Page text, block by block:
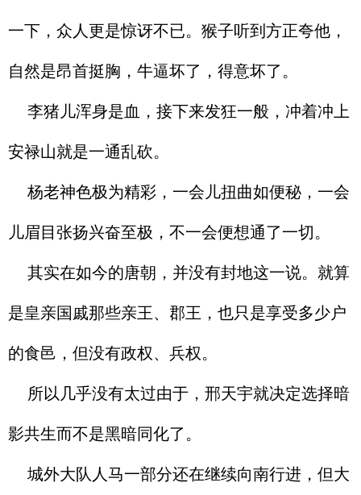
一下，众人更是惊讶不已。猴子听到方正夸他，
自然是昂首挺胸，牛逼坏了，得意坏了。
李猪儿浑身是血，接下来发狂一般，冲着冲上
安禄山就是一通乱砍。
杨老神色极为精彩，一会儿扭曲如便秘，一会
儿眉目张扬兴奋至极，不一会便想通了一切。
其实在如今的唐朝，并没有封地这一说。就算
是皇亲国戚那些亲王、郡王，也只是享受多少户
的食邑，但没有政权、兵权。
所以几乎没有太过由于，邢天宇就决定选择暗
影共生而不是黑暗同化了。
城外大队人马一部分还在继续向南行进，但大